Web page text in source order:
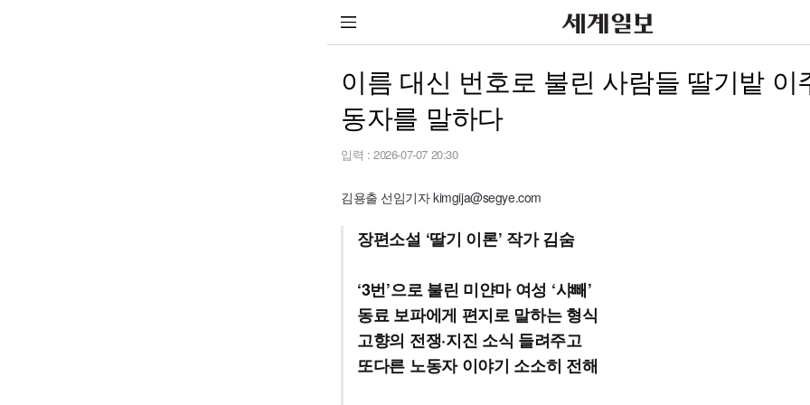
이름 대신 번호로 불린 사람들 딸기밭 이
동자를 말하다
입력 : 2026-07-07 20:30
김용출 선임기자 kimgija@segye.com
장편소설 ‘딸기 이론’ 작가 김숨
‘3번’으로 불린 미얀마 여성 ‘샤빼’
동료 보파에게 편지로 말하는 형식
고향의 전쟁·지진 소식 들려주고
또다른 노동자 이야기 소소히 전해